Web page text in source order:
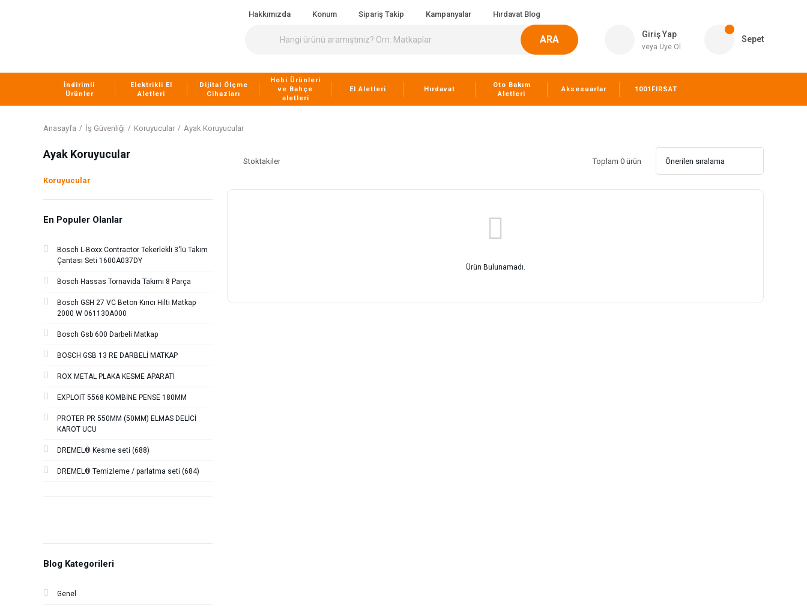
Hakkımızda Konum Sipariş Takip Kampanyalar Hırdavat Blog
ARA Giriş Yap
veya Üye Ol
Sepet
İndirimli
Ürünler
Elektrikli El
Aletleri
Dijital Ölçme
Cihazları
Hobi Ürünleri
ve Bahçe
aletleri
El Aletleri Hırdavat
Oto Bakım
Aletleri
Aksesuarlar 1001FIRSAT
Anasayfa İş Güvenliği Koruyucular Ayak Koruyucular
Ayak Koruyucular
Koruyucular
En Populer Olanlar
Bosch L-Boxx Contractor Tekerlekli 3'lü Takım
Çantası Seti 1600A037DY
Bosch Hassas Tornavida Takımı 8 Parça
Bosch GSH 27 VC Beton Kırıcı Hilti Matkap
2000 W 061130A000
Bosch Gsb 600 Darbeli Matkap
BOSCH GSB 13 RE DARBELİ MATKAP
ROX METAL PLAKA KESME APARATI
EXPLOIT 5568 KOMBİNE PENSE 180MM
PROTER PR 550MM (50MM) ELMAS DELİCİ
KAROT UCU
DREMEL® Kesme seti (688)
DREMEL® Temizleme / parlatma seti (684)
Blog Kategorileri
Genel
Stoktakiler Toplam 0 ürün
Ürün Bulunamadı.